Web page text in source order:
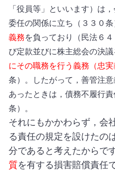
「役員等」といいます）は
委任の関係に立ち（３３０条
義務を負っており（民法６
び定款並びに株主総会の決議
にその職務を行う義務（忠実
条）。したがって，善管注
あったときは，債務不履行
条）。
それにもかかわらず，会
る責任の規定を設けたの
分であると考えたからです
質を有する損害賠償責任